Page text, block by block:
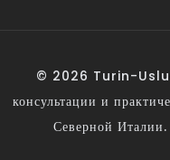
© 2026 Turin-
консультации и
Северной